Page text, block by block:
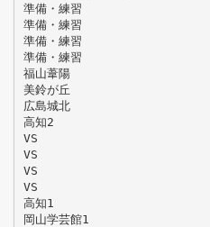
準備・練習
準備・練習
準備・練習
準備・練習
福山葦陽
美鈴が丘
広島城北
高知2
VS
VS
VS
VS
高知1
岡山学芸館1